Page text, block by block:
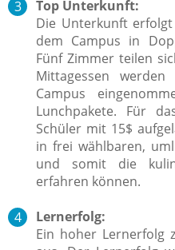
Top Unterkunft:
Die Unterkunft
dem Campus in
Fünf Zimmer teilen
Mittagessen
Campus
Lunchpakete. Für
Schüler mit 15$
in frei wählbaren,
und somit die
erfahren können.
Lernerfolg:
Ein hoher Lernerfolg